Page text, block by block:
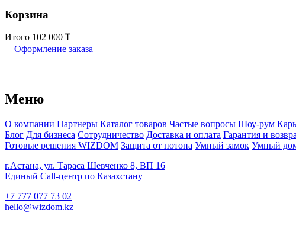
Корзина
Итого 102 000
Оформление заказа
Меню
О компании Партнеры Каталог товаров Частые вопросы Шоу-рум
Блог Для бизнеса Сотрудничество Доставка и оплата Гарантия и
Готовые решения WIZDOM Защита от потопа Умный замок Умный
г.Астана, ул. Тараса Шевченко 8, ВП 16
Единый Call-центр по Казахстану
+7 777 077 73 02
hello@wizdom.kz